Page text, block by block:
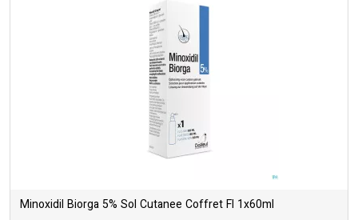
Minoxidil Biorga 5% Sol Cutanee Coffret Fl 1x60ml